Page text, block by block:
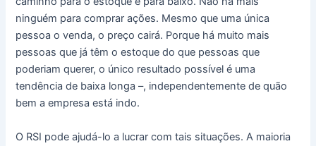
ninguém para comprar ações. Mesmo que uma única
pessoa o venda, o preço cairá. Porque há muito mais
pessoas que já têm o estoque do que pessoas que
poderiam querer, o único resultado possível é uma
tendência de baixa longa –, independentemente de quão
bem a empresa está indo.
O RSI pode ajudá-lo a lucrar com tais situações. A maioria